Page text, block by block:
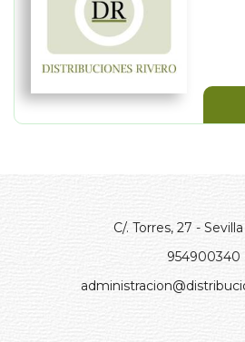
C/. Torres, 27 -
954900340